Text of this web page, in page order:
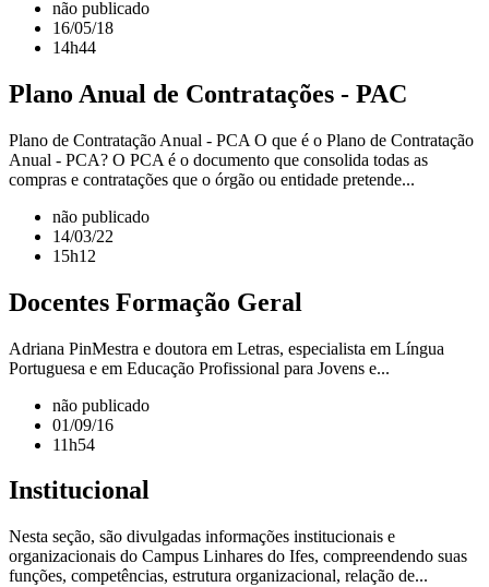
não publicado
16/05/18
14h44
Plano Anual de Contratações - PAC
Plano de Contratação Anual - PCA O que é o Plano de Contratação
Anual - PCA? O PCA é o documento que consolida todas as
compras e contratações que o órgão ou entidade pretende...
não publicado
14/03/22
15h12
Docentes Formação Geral
Adriana PinMestra e doutora em Letras, especialista em Língua
Portuguesa e em Educação Profissional para Jovens e...
não publicado
01/09/16
11h54
Institucional
Nesta seção, são divulgadas informações institucionais e
organizacionais do Campus Linhares do Ifes, compreendendo suas
funções, competências, estrutura organizacional, relação de...